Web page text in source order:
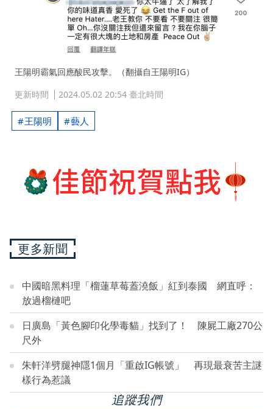
王陽明霸氣回應酸民攻擊。（翻攝自王陽明IG）
更新時間
2024.05.02 20:54 臺北時間
王陽明 藝人
更多新聞
中國暗黑料理「榴蓮草莓蓋澆飯」紅到泰國 網直呼：
放過榴槤吧
日廣島「黃色腳印化學毒貓」找到了！ 陳屍工廠270公
尺外
朱軒洋劈腿神隱1個月「重啟IG帳號」 再現最衰苦主謎
樣行為惹議
追蹤我們